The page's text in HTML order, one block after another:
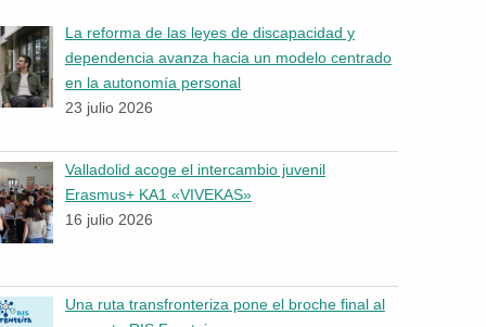
La reforma de las leyes de discapacidad y
dependencia avanza hacia un modelo centrado
en la autonomía personal
23 julio 2026
Valladolid acoge el intercambio juvenil
Erasmus+ KA1 «VIVEKAS»
16 julio 2026
Una ruta transfronteriza pone el broche final al